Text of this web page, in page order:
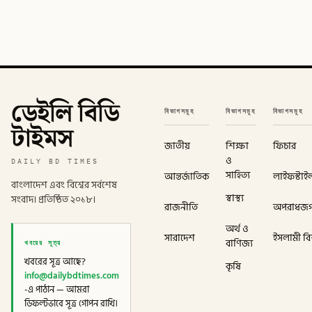
ডেইলি বিডি
টাইমস
DAILY BD TIMES
বাংলাদেশ এবং বিশ্বের সর্বশেষ
সংবাদ। প্রতিষ্ঠিত ২০১৮।
খবরের সূত্র
খবরের সূত্র আছে?
info@dailybdtimes.com
-এ পাঠান — আমরা
ডিফল্টভাবে সূত্র গোপন রাখি।
বিভাগসমূহ
জাতীয়
আন্তর্জাতিক
রাজনীতি
সারাদেশ
বিভাগসমূহ
শিক্ষা
ও
সাহিত্য
স্বাস্থ্য
অর্থ ও
বাণিজ্য
কৃষি
বিভাগসমূহ
ফিচার
ইসলামী